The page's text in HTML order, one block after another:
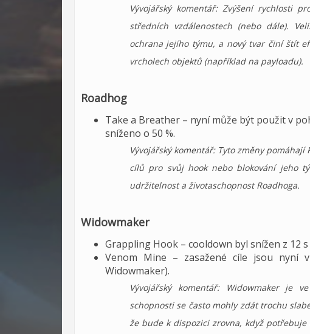
Vývojářský komentář: Zvýšení rychlosti
středních vzdálenostech (nebo dále).
ochrana jejího týmu, a nový tvar činí štít
vrcholech objektů (například na payloadu).
Roadhog
Take a Breather – nyní může být použit v
sníženo o 50 %.
Vývojářský komentář: Tyto změny
cílů pro svůj hook nebo blokování jeho
udržitelnost a životaschopnost Roadhoga.
Widowmaker
Grappling Hook – cooldown byl snížen z 12 s
Venom Mine – zasažené cíle jsou nyní
Widowmaker).
Vývojářský komentář: Widowmaker je
schopnosti se často mohly zdát trochu
že bude k dispozici zrovna, když